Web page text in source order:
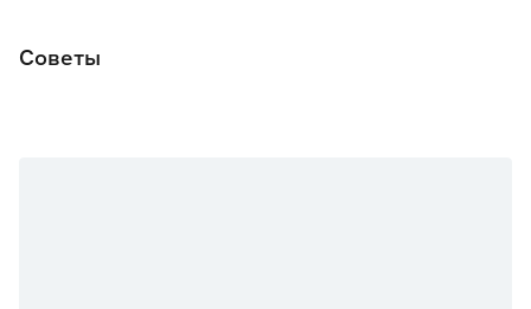
Советы